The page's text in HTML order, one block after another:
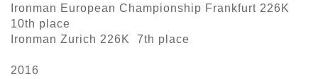
Ironman European Championship Frankfurt 226K
10th place
Ironman Zurich 226K 7th place
2016